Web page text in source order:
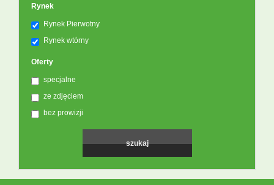
Rynek
Rynek Pierwotny
Rynek wtórny
Oferty
specjalne
ze zdjęciem
bez prowizji